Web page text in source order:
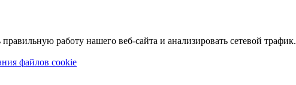
работу нашего веб-сайта и анализировать сетевой трафик.
файлов cookie